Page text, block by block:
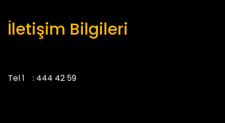
İletişim Bilgileri
Tel 1 : 444 42 59